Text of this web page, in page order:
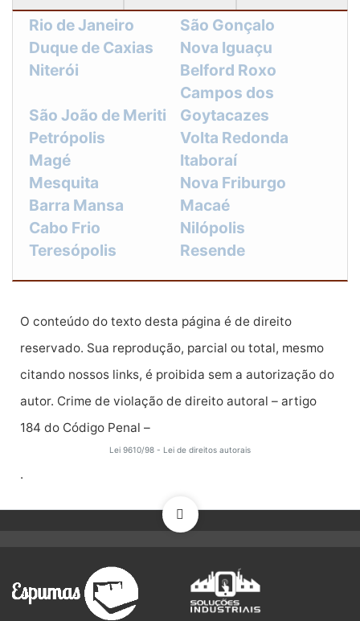
Rio de Janeiro
São Gonçalo
Duque de Caxias
Nova Iguaçu
Niterói
Belford Roxo
São João de Meriti
Campos dos
Goytacazes
Petrópolis
Volta Redonda
Magé
Itaboraí
Mesquita
Nova Friburgo
Barra Mansa
Macaé
Cabo Frio
Nilópolis
Teresópolis
Resende
O conteúdo do texto desta página é de direito
reservado. Sua reprodução, parcial ou total, mesmo
citando nossos links, é proibida sem a autorização do
autor. Crime de violação de direito autoral – artigo
184 do Código Penal –
Lei 9610/98 - Lei de direitos autorais
.